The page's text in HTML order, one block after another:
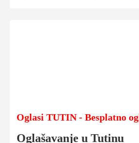
Oglasi TUTIN - Besplatno
Oglašavanje u Tutinu